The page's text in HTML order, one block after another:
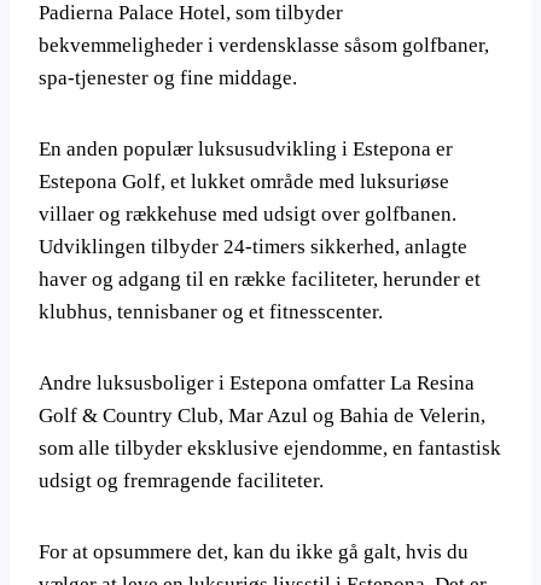
Padierna Palace Hotel, som tilbyder
bekvemmeligheder i verdensklasse såsom golfbaner,
spa-tjenester og fine middage.
En anden populær luksusudvikling i Estepona er
Estepona Golf, et lukket område med luksuriøse
villaer og rækkehuse med udsigt over golfbanen.
Udviklingen tilbyder 24-timers sikkerhed, anlagte
haver og adgang til en række faciliteter, herunder et
klubhus, tennisbaner og et fitnesscenter.
Andre luksusboliger i Estepona omfatter La Resina
Golf & Country Club, Mar Azul og Bahia de Velerin,
som alle tilbyder eksklusive ejendomme, en fantastisk
udsigt og fremragende faciliteter.
For at opsummere det, kan du ikke gå galt, hvis du